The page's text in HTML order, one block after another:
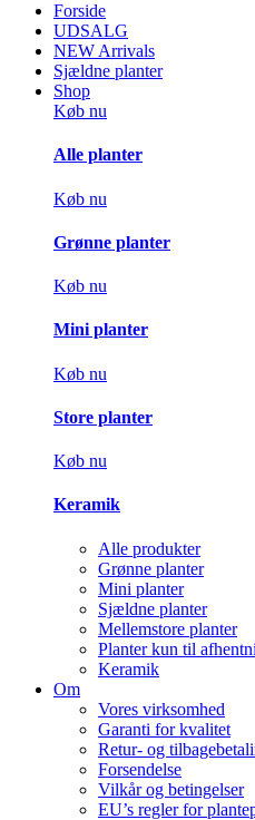
Forside
UDSALG
NEW Arrivals
Sjældne planter
Shop
Køb nu
Alle planter
Køb nu
Grønne planter
Køb nu
Mini planter
Køb nu
Store planter
Køb nu
Keramik
Alle produkter
Grønne planter
Mini planter
Sjældne planter
Mellemstore planter
Planter kun til
Keramik
Om
Vores virksomhed
Garanti for kvalitet
Retur- og
Forsendelse
Vilkår og betingelser
EU’s regler for